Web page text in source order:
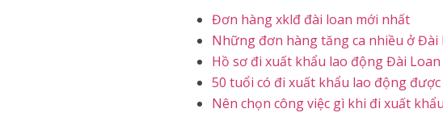
Đơn hàng xklđ đài loan mới nhất
Những đơn hàng tăng ca nhiều ở Đài
Hồ sơ đi xuất khẩu lao động Đài Loan
50 tuổi có đi xuất khẩu lao động
Nên chọn công việc gì khi đi xuất